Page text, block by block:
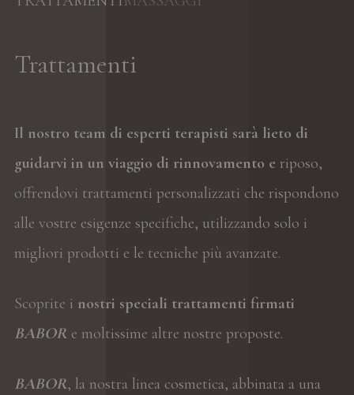
Trattamenti
Il nostro team di esperti terapisti sarà lieto di
guidarvi in un viaggio di rinnovamento e riposo,
offrendovi trattamenti personalizzati che rispondono
alle vostre esigenze specifiche, utilizzando solo i
migliori prodotti e le tecniche più avanzate.
Scoprite i nostri speciali trattamenti firmati
BABOR e moltissime altre nostre proposte.
BABOR, la nostra linea cosmetica, abbinata a una